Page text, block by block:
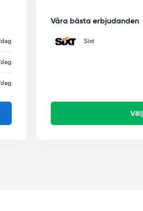
Våra bästa erbjudanden
Sixt
Välj